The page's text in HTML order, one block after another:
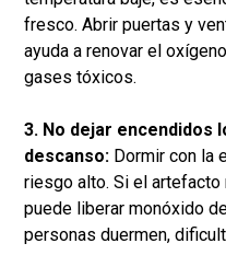
fresco. Abrir puertas y
ayuda a renovar el
gases tóxicos.
3. No dejar encendidos
descanso: Dormir con la
riesgo alto. Si el
puede liberar monóxido
personas duermen,